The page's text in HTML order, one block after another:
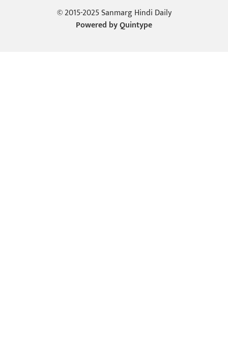
© 2015-2025 Sanmarg Hindi Daily
Powered byQuintype